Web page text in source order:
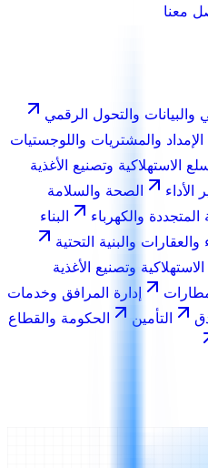
معنا
والبيانات والتحول الرقمي
والمشتريات واللوجستيات
الاستهلاكية وتصنيع الأغذية
الأداء
الصحة والسلامة
المتجددة والكهرباء
البناء
والعقارات والبنية التحتية
وتصنيع الأغذية
إدارة المرافق وخدمات
التأمين
الحكومة والقطاع